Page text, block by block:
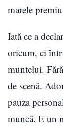
marele
Iată ce a
oricum, ci
muntelui.
de scenă.
pauza
muncă. E un